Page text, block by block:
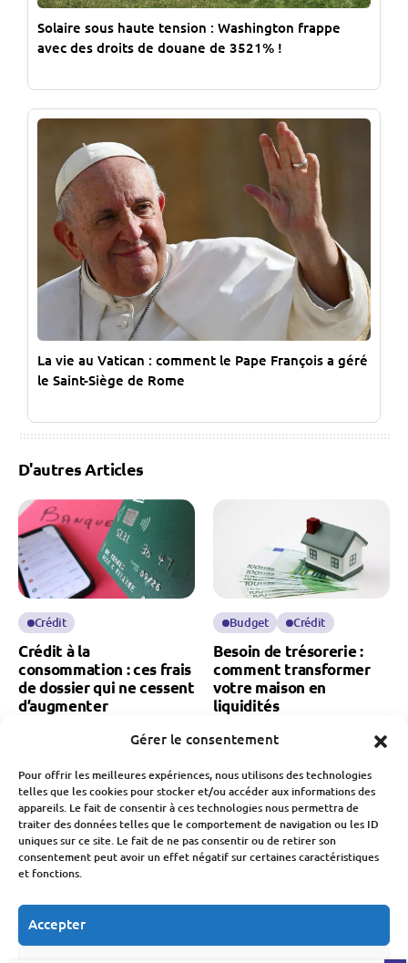
Gérer le consentement
Pour offrir les meilleures expériences, nous utilisons des technologies
telles que les cookies pour stocker et/ou accéder aux informations des
appareils. Le fait de consentir à ces technologies nous permettra de
traiter des données telles que le comportement de navigation ou les ID
uniques sur ce site. Le fait de ne pas consentir ou de retirer son
consentement peut avoir un effet négatif sur certaines caractéristiques
et fonctions.
Accepter
Solaire sous haute tension : Washington frappe
avec des droits de douane de 3521% !
La vie au Vatican : comment le Pape François a géré
le Saint-Siège de Rome
D'autres Articles
Crédit
Crédit à la
consommation : ces frais
de dossier qui ne cessent
d’augmenter
Budget Crédit
Besoin de trésorerie :
comment transformer
votre maison en
liquidités
Fabien Monvoisin
Budget
Consommation Et Inflation
Rentrée scolaire 2026 :
Banque Et Néo-Banque
Présidentielle 2027 : le